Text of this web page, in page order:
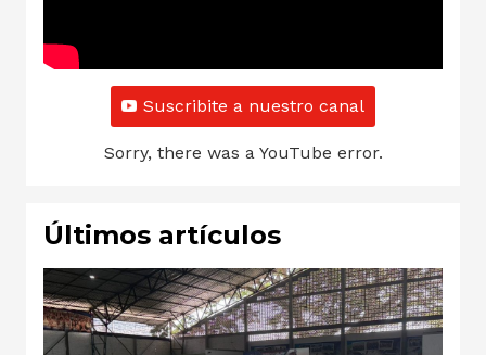
Suscribite a nuestro canal
Sorry, there was a YouTube error.
Últimos artículos